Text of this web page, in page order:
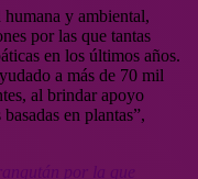
y ambiental,
por las que tantas
en los últimos años.
a más de 70 mil
al brindar apoyo
en plantas”,